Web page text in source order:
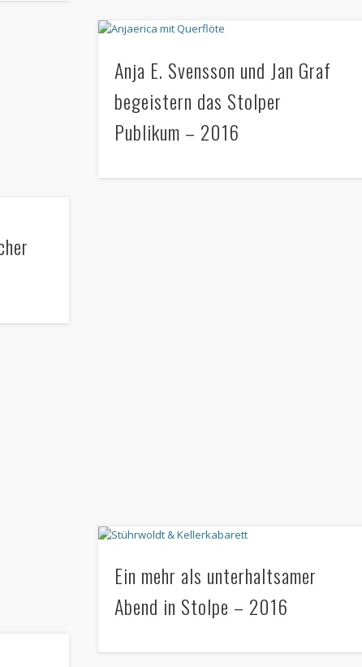
Anja E. Svensson und Jan Graf
begeistern das Stolper
Publikum – 2016
Ein mehr als unterhaltsamer
Abend in Stolpe – 2016